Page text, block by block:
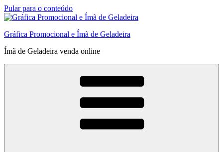
Pular para o conteúdo
Gráfica Promocional e Ímã de Geladeira
Ímã de Geladeira venda online